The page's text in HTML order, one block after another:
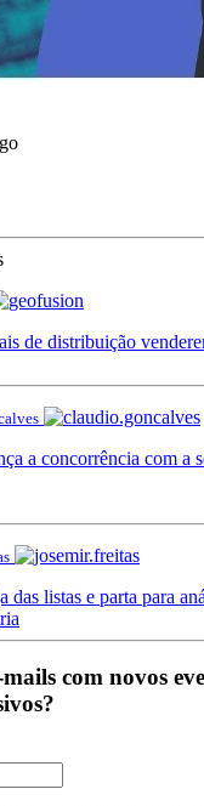
de distribuição
a concorrência com a
das listas e parta para
com novos